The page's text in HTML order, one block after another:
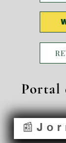
Portal